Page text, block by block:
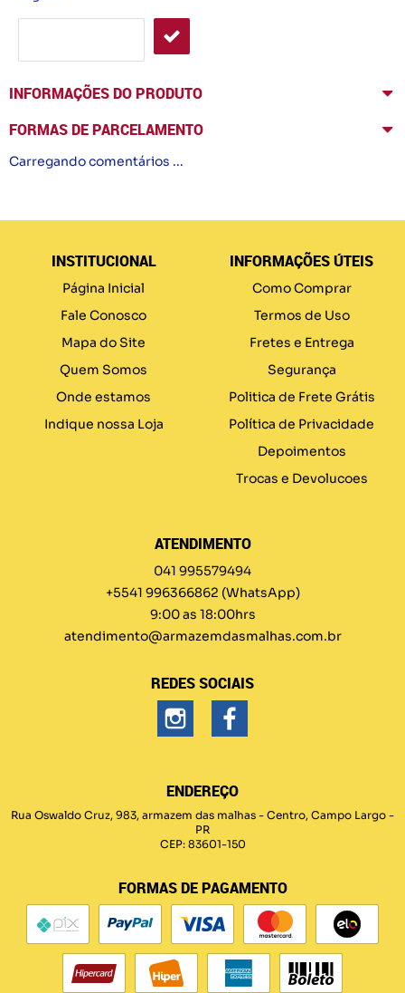
INFORMAÇÕES DO PRODUTO
FORMAS DE PARCELAMENTO
Carregando comentários ...
INSTITUCIONAL
Página Inicial
Fale Conosco
Mapa do Site
Quem Somos
Onde estamos
Indique nossa Loja
INFORMAÇÕES ÚTEIS
Como Comprar
Termos de Uso
Fretes e Entrega
Segurança
Politica de Frete Grátis
Política de Privacidade
Depoimentos
Trocas e Devolucoes
ATENDIMENTO
041 995579494
+5541 996366862 (WhatsApp)
9:00 as 18:00hrs
atendimento@armazemdasmalhas.com.br
REDES SOCIAIS
ENDEREÇO
Rua Oswaldo Cruz, 983, armazem das malhas - Centro, Campo Largo -
PR
CEP: 83601-150
FORMAS DE PAGAMENTO